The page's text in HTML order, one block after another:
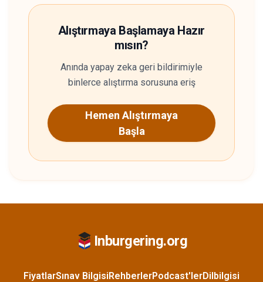
Alıştırmaya Başlamaya Hazır
mısın?
Anında yapay zeka geri bildirimiyle
binlerce alıştırma sorusuna eriş
Hemen Alıştırmaya
Başla
Inburgering.org
FiyatlarSınav BilgisiRehberlerPodcast'lerDilbilgisi